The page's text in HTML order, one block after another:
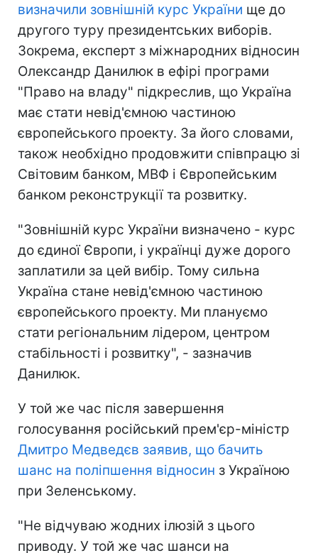
визначили зовнішній курс України ще до
другого туру президентських виборів.
Зокрема, експерт з міжнародних відносин
Олександр Данилюк в ефірі програми
"Право на владу" підкреслив, що Україна
має стати невід'ємною частиною
європейського проекту. За його словами,
також необхідно продовжити співпрацю зі
Світовим банком, МВФ і Європейським
банком реконструкції та розвитку.
"Зовнішній курс України визначено - курс
до єдиної Європи, і українці дуже дорого
заплатили за цей вибір. Тому сильна
Україна стане невід'ємною частиною
європейського проекту. Ми плануємо
стати регіональним лідером, центром
стабільності і розвитку", - зазначив
Данилюк.
У той же час після завершення
голосування російський прем'єр-міністр
Дмитро Медведєв заявив, що бачить
шанс на поліпшення відносин з Україною
при Зеленському.
"Не відчуваю жодних ілюзій з цього
приводу. У той же час шанси на